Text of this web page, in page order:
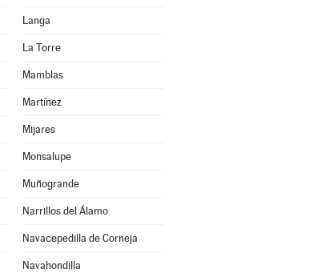
Langa
La Torre
Mamblas
Martínez
Mijares
Monsalupe
Muñogrande
Narrillos del Álamo
Navacepedilla de Corneja
Navahondilla